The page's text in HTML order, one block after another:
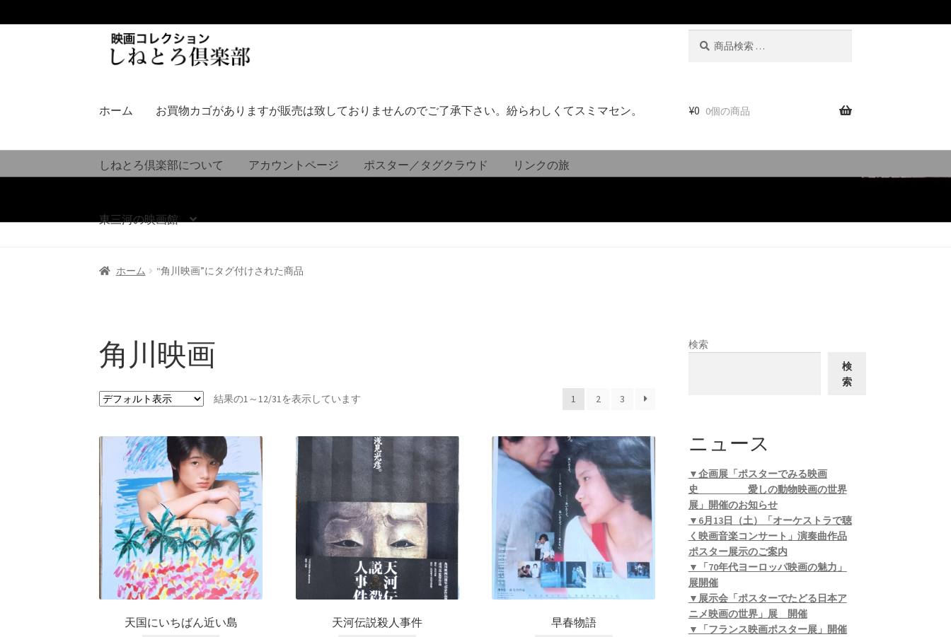
シ
へ
ス
ッ
ツ
キ
ッ
ホーム お買物カゴがありますが販売は致しておりませんのでご了承下さい。紛らわしくてスミマセン。
しねとろ倶楽部について アカウントページ ポスター／タグクラウド リンクの旅
東三河の映画館
¥0 0個の商品
ホーム “角川映画”にタグ付けされた商品
角川映画
結果の1～12/31を表示しています 1 2 3
天国にいちばん近い島 天河伝説殺人事件 早春物語
検索
検
索
ニュース
▼企画展「ポスターでみる映画
史 愛しの動物映画の世界
展」開催のお知らせ
▼6月13日（土）「オーケストラで聴
く映画音楽コンサート」演奏曲作品
ポスター展示のご案内
▼「70年代ヨーロッパ映画の魅力」
展開催
▼展示会「ポスターでたどる日本ア
ニメ映画の世界」展 開催
▼「フランス映画ポスター展」開催